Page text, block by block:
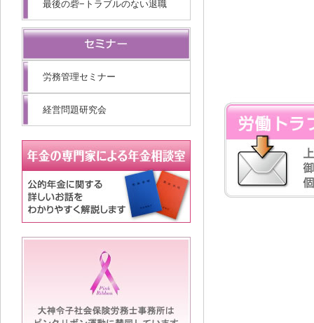
最後の砦−トラブルのない退職
労務管理セミナー
経営問題研究会